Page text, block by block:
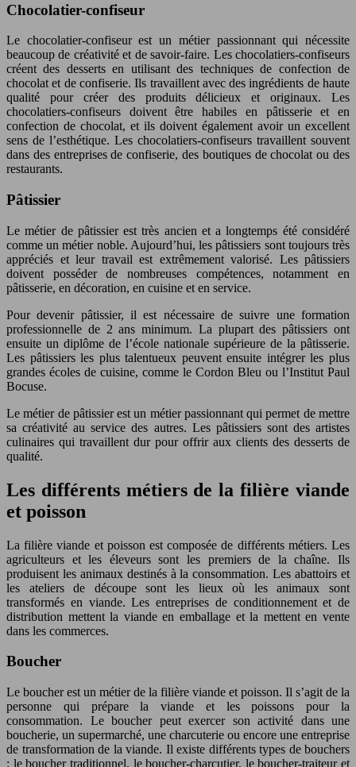
Chocolatier-confiseur
Le chocolatier-confiseur est un métier passionnant qui nécessite
beaucoup de créativité et de savoir-faire. Les chocolatiers-confiseurs
créent des desserts en utilisant des techniques de confection de
chocolat et de confiserie. Ils travaillent avec des ingrédients de haute
qualité pour créer des produits délicieux et originaux. Les
chocolatiers-confiseurs doivent être habiles en pâtisserie et en
confection de chocolat, et ils doivent également avoir un excellent
sens de l’esthétique. Les chocolatiers-confiseurs travaillent souvent
dans des entreprises de confiserie, des boutiques de chocolat ou des
restaurants.
Pâtissier
Le métier de pâtissier est très ancien et a longtemps été considéré
comme un métier noble. Aujourd’hui, les pâtissiers sont toujours très
appréciés et leur travail est extrêmement valorisé. Les pâtissiers
doivent posséder de nombreuses compétences, notamment en
pâtisserie, en décoration, en cuisine et en service.
Pour devenir pâtissier, il est nécessaire de suivre une formation
professionnelle de 2 ans minimum. La plupart des pâtissiers ont
ensuite un diplôme de l’école nationale supérieure de la pâtisserie.
Les pâtissiers les plus talentueux peuvent ensuite intégrer les plus
grandes écoles de cuisine, comme le Cordon Bleu ou l’Institut Paul
Bocuse.
Le métier de pâtissier est un métier passionnant qui permet de mettre
sa créativité au service des autres. Les pâtissiers sont des artistes
culinaires qui travaillent dur pour offrir aux clients des desserts de
qualité.
Les différents métiers de la filière viande
et poisson
La filière viande et poisson est composée de différents métiers. Les
agriculteurs et les éleveurs sont les premiers de la chaîne. Ils
produisent les animaux destinés à la consommation. Les abattoirs et
les ateliers de découpe sont les lieux où les animaux sont
transformés en viande. Les entreprises de conditionnement et de
distribution mettent la viande en emballage et la mettent en vente
dans les commerces.
Boucher
Le boucher est un métier de la filière viande et poisson. Il s’agit de la
personne qui prépare la viande et les poissons pour la
consommation. Le boucher peut exercer son activité dans une
boucherie, un supermarché, une charcuterie ou encore une entreprise
de transformation de la viande. Il existe différents types de bouchers
: le boucher traditionnel, le boucher-charcutier, le boucher-traiteur et